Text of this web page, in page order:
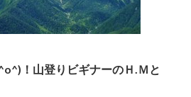
！山登りビギナーのＨ.Ｍと